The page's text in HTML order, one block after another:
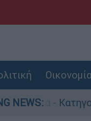
NEWS: και